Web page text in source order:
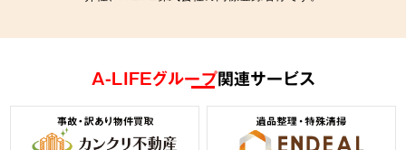
A-LIFEグループ関連サービス